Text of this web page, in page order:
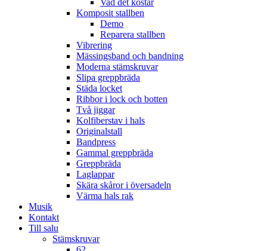
Komposit stallben
Demo
Reparera stallben
Vibrering
Mässingsband och bandning
Moderna stämskruvar
Slipa greppbräda
Städa locket
Ribbor i lock och botten
Två jiggar
Kolfiberstav i hals
Originalstall
Bandpress
Gammal greppbräda
Greppbräda
Laglappar
Skära skåror i översadeln
Värma hals rak
Musik
Kontakt
Till salu
Stämskruvar